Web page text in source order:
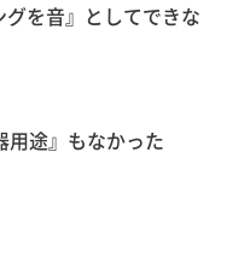
を音』としてできな
用途』もなかった